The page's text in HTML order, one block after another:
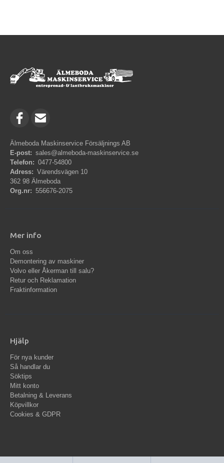
Älmeboda Maskinservice Försäljnings AB
E-post: sales@almeboda-maskinservice.se
Telefon: 0477-54800
Adress: Värendsvägen 10
362 98 Älmeboda
Org.nr: 556676-2075
Mer info
Om oss
Demontering av maskiner
Volvo eller Åkerman till salu?
Retur och Reklamation
Fraktinformation
Hjälp
För nya kunder
Så handlar du
Söktips
Mitt konto
Betalning & Leverans
Köpvillkor
Cookies & GDPR